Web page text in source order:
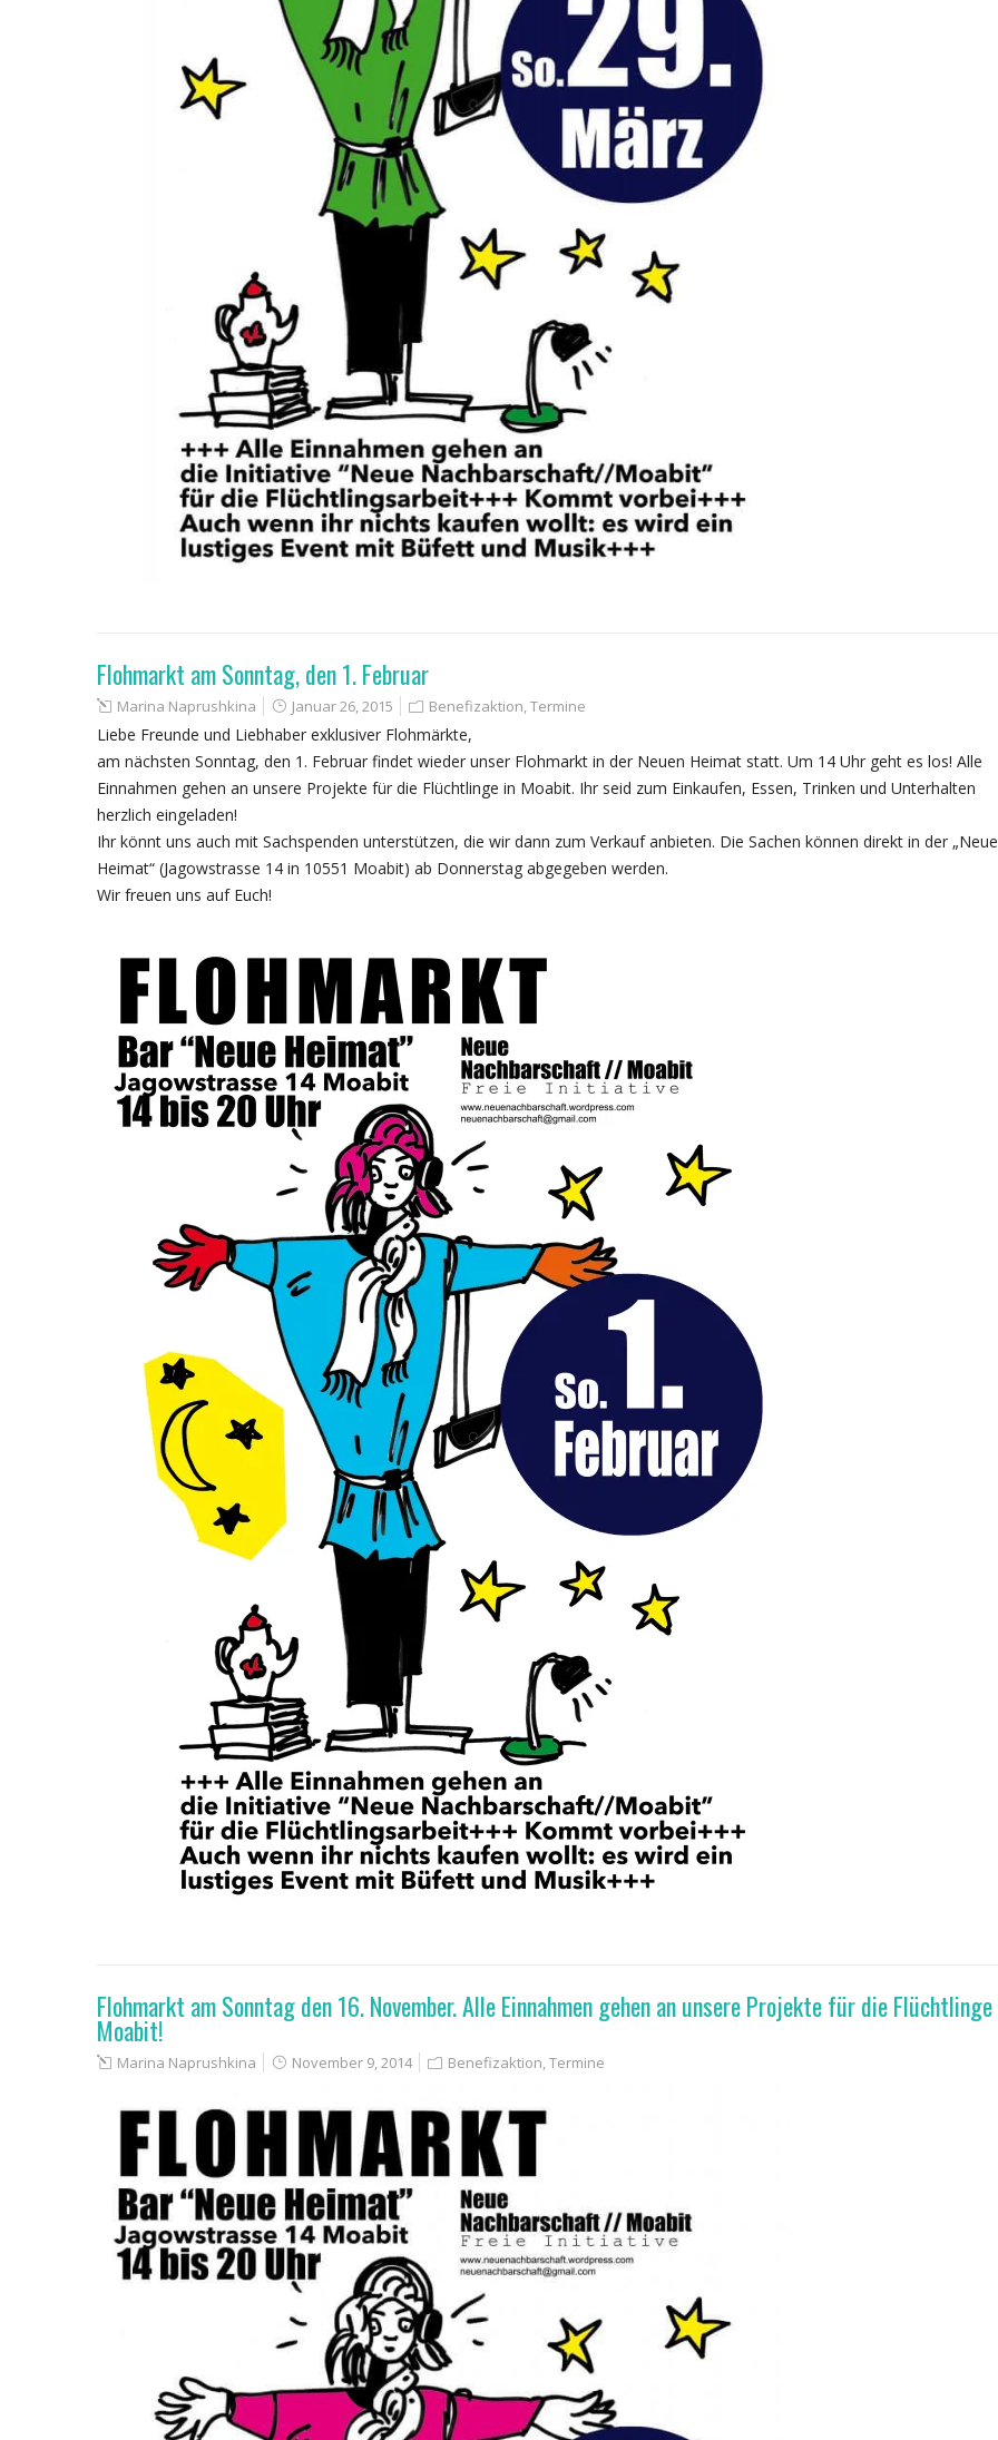
Flohmarkt am Sonntag, den 1. Februar
Marina Naprushkina Januar 26, 2015 Benefizaktion,Termine
Liebe Freunde und Liebhaber exklusiver Flohmärkte,
am nächsten Sonntag, den 1. Februar findet wieder unser Flohmarkt in der Neuen Heimat statt. Um 14 Uhr geht es los! Alle
Einnahmen gehen an unsere Projekte für die Flüchtlinge in Moabit. Ihr seid zum Einkaufen, Essen, Trinken und Unterhalten
herzlich eingeladen!
Ihr könnt uns auch mit Sachspenden unterstützen, die wir dann zum Verkauf anbieten. Die Sachen können direkt in der
Heimat“ (Jagowstrasse 14 in 10551 Moabit) ab Donnerstag abgegeben werden.
Wir freuen uns auf Euch!
Flohmarkt am Sonntag den 16. November. Alle Einnahmen gehen an unsere Projekte für die
Moabit!
Marina Naprushkina November 9, 2014 Benefizaktion,Termine